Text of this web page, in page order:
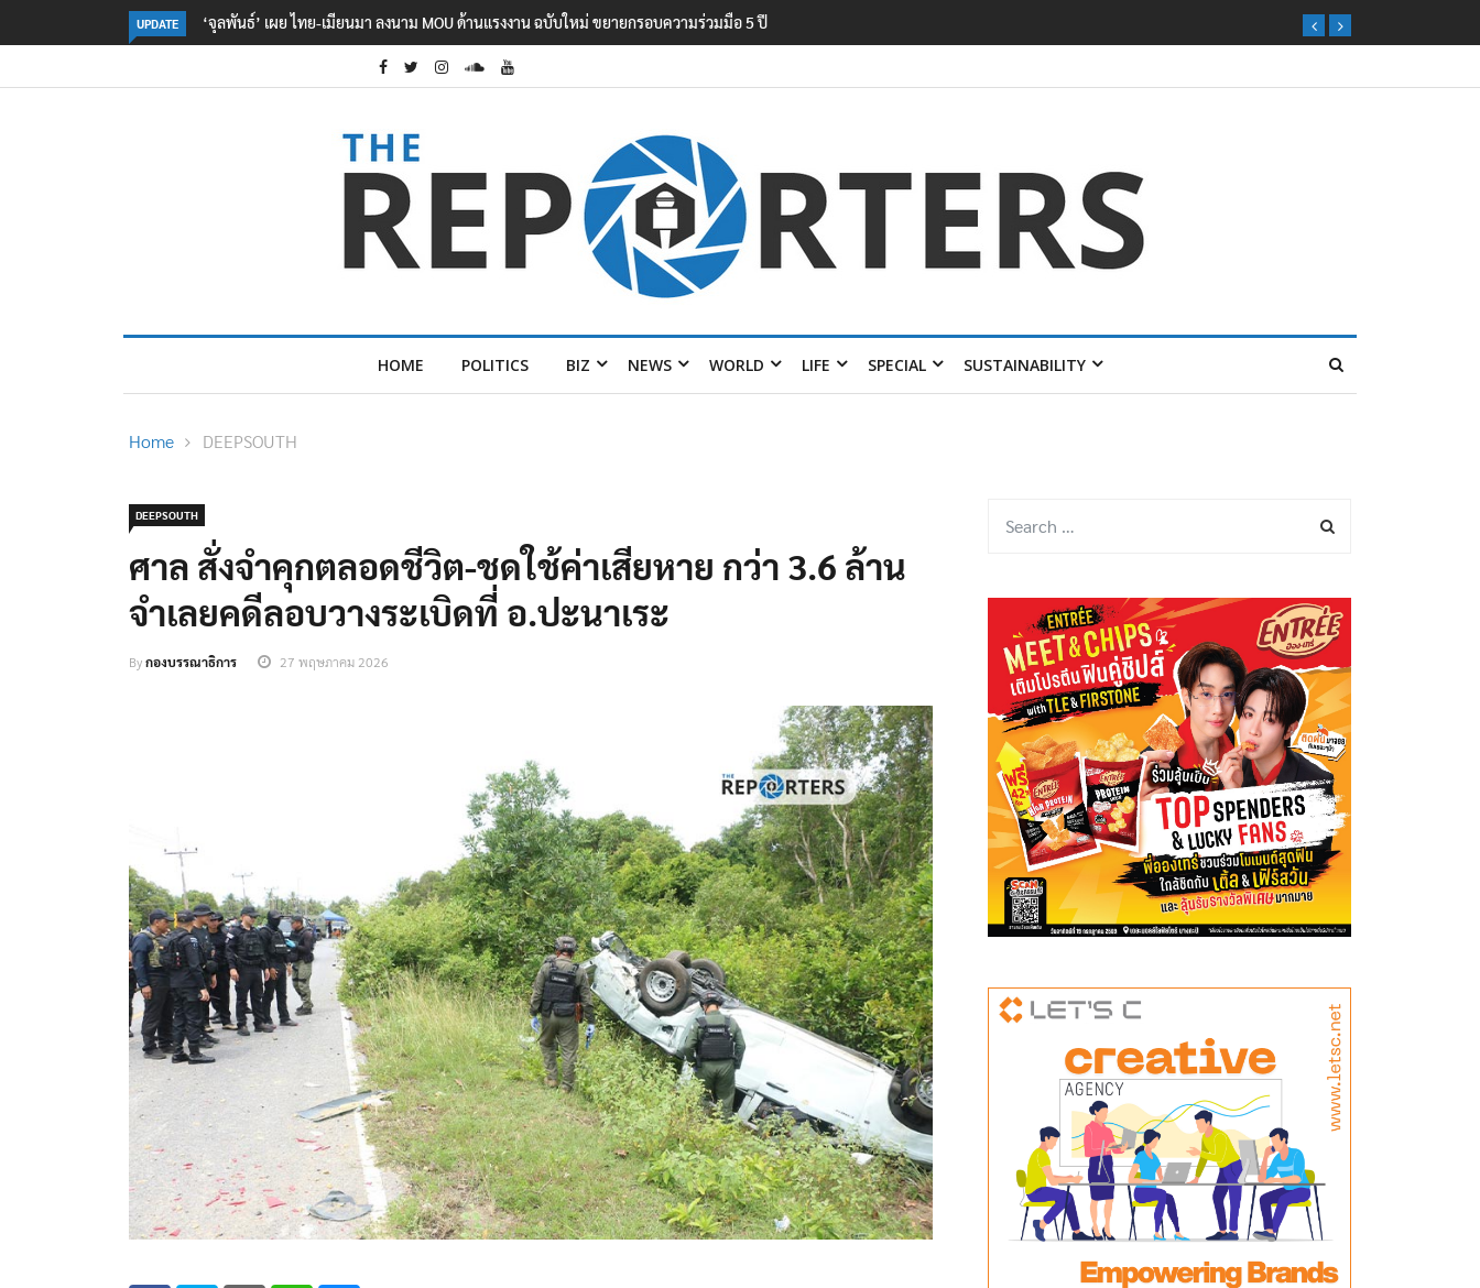
UPDATE อธิบดีกรมอุทยานฯ​ สั่งตั้ง กก.สอบ ‘หน.อช.สิมิลัน’ ปมอนุญาต ‘อ.วีระ’ พักแรมฝ่าฝืนประกาศฯ
HOME POLITICS BIZ NEWS WORLD LIFE SPECIAL SUSTAINABILITY
Home DEEPSOUTH
DEEPSOUTH
ศาล สั่งจำคุกตลอดชีวิต-ชดใช้ค่าเสียหาย กว่า 3.6 ล้าน
จำเลยคดีลอบวางระเบิดที่ อ.ปะนาเระ
Byกองบรรณาธิการ 27 พฤษภาคม 2026